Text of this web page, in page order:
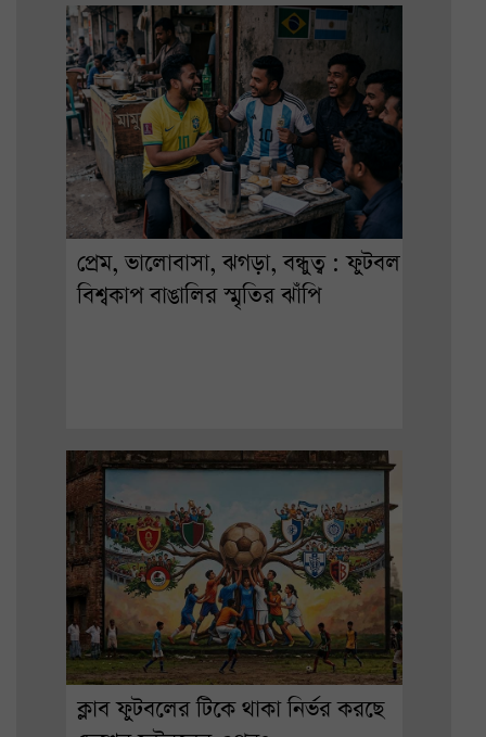
প্রেম, ভালোবাসা, ঝগড়া, বন্ধুত্ব : ফুটবল
বিশ্বকাপ বাঙালির স্মৃতির ঝাঁপি
ক্লাব ফুটবলের টিকে থাকা নির্ভর করছে